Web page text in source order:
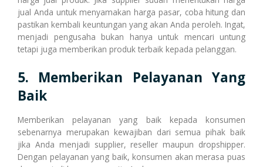
jual Anda untuk menyamakan harga pasar, coba hitung dan
pastikan kembali keuntungan yang akan Anda peroleh. Ingat,
menjadi pengusaha bukan hanya untuk mencari untung
tetapi juga memberikan produk terbaik kepada pelanggan.
5. Memberikan Pelayanan Yang
Baik
Memberikan pelayanan yang baik kepada konsumen
sebenarnya merupakan kewajiban dari semua pihak baik
jika Anda menjadi supplier, reseller maupun dropshipper.
Dengan pelayanan yang baik, konsumen akan merasa puas